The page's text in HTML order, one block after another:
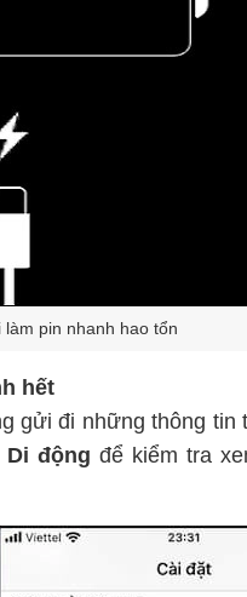
pin nhanh hao tổn
hết
gửi đi những thông tin
Di động để kiểm tra